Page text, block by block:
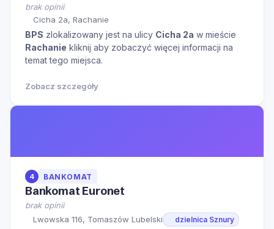
brak opinii
Cicha 2a, Rachanie
BPS zlokalizowany jest na ulicy Cicha 2a w mieście
Rachanie kliknij aby zobaczyć więcej informacji na
temat tego miejsca.
Zobacz szczegóły
4 BANKOMAT
Bankomat Euronet
brak opinii
Lwowska 116, Tomaszów Lubelski
dzielnica Sznury